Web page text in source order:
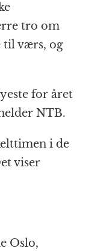
tro om
til værs, og
for året
NTB.
i de
viser
Oslo,